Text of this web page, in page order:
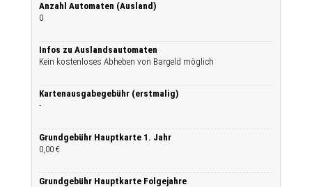
Anzahl Automaten (Ausland)
0
Infos zu Auslandsautomaten
Kein kostenloses Abheben von Bargeld möglich
Kartenausgabegebühr (erstmalig)
-
Grundgebühr Hauptkarte 1. Jahr
0,00 €
Grundgebühr Hauptkarte Folgejahre